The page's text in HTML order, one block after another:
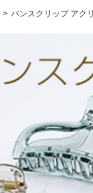
バンスクリップ アク